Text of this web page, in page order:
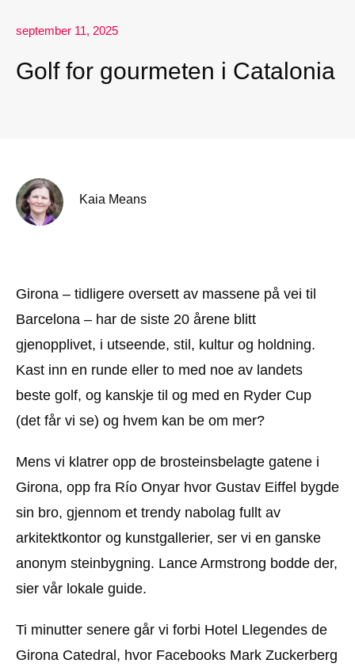
september 11, 2025
Golf for gourmeten i Catalonia
Kaia Means
Girona – tidligere oversett av massene på vei til
Barcelona – har de siste 20 årene blitt
gjenopplivet, i utseende, stil, kultur og holdning.
Kast inn en runde eller to med noe av landets
beste golf, og kanskje til og med en Ryder Cup
(det får vi se) og hvem kan be om mer?
Mens vi klatrer opp de brosteinsbelagte gatene i
Girona, opp fra Río Onyar hvor Gustav Eiffel bygde
sin bro, gjennom et trendy nabolag fullt av
arkitektkontor og kunstgallerier, ser vi en ganske
anonym steinbygning. Lance Armstrong bodde der,
sier vår lokale guide.
Ti minutter senere går vi forbi Hotel Llegendes de
Girona Catedral, hvor Facebooks Mark Zuckerberg